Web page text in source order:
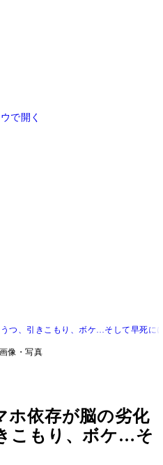
で開く
つ、引きこもり、ボケ…そして早死に
画像・写真
ホ依存が脳の劣化
こもり、ボケ…そ